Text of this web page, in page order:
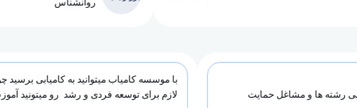
روانشناس
ها و مشاغل حمایت
با موسسه کامیاب میتوانید به کامیابی برسید
لازم برای توسعه فردی و رشد رو میتونید آموزش